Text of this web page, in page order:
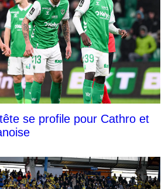
se profile pour Cathro et